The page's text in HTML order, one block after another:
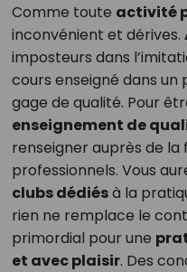
Comme toute activité
inconvénient et dérives.
imposteurs dans
cours enseigné dans
gage de qualité. Pour
enseignement de
renseigner auprès de
professionnels. Vous
clubs dédiésà la
rien ne remplace le
primordial pour une
et avec plaisir. Des